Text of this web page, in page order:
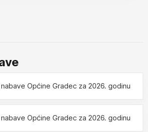
vatrogasaca i opreme.
Općine Gradec za 2026. godinu
Općine Gradec za 2026. godinu